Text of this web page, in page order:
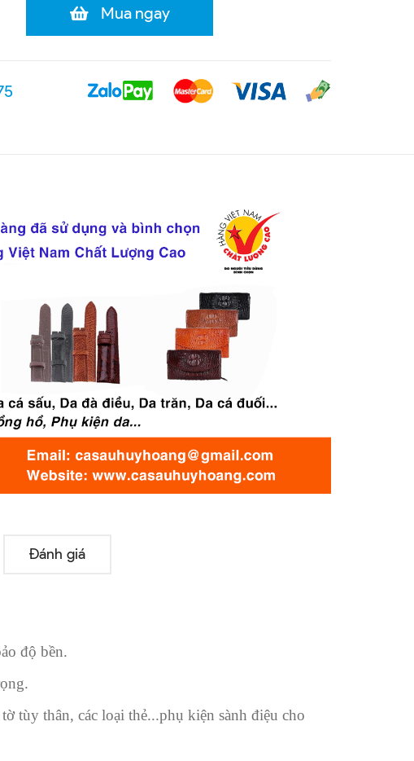
Mua ngay
Đánh giá
độ bền.
tùy thân, các loại thẻ...phụ kiện sành điệu cho